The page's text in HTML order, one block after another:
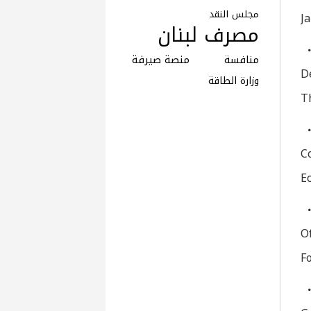
مجلس النقد
مصرف لبنان
منافسة منصة صيرفة
وزارة الطاقة